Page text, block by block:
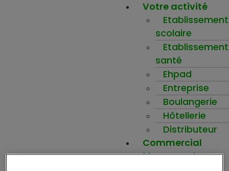
Votre activité
Etablissement
scolaire
santé
Ehpad
Entreprise
Boulangerie
Hôtellerie
Distributeur
Commercial
Mon compte